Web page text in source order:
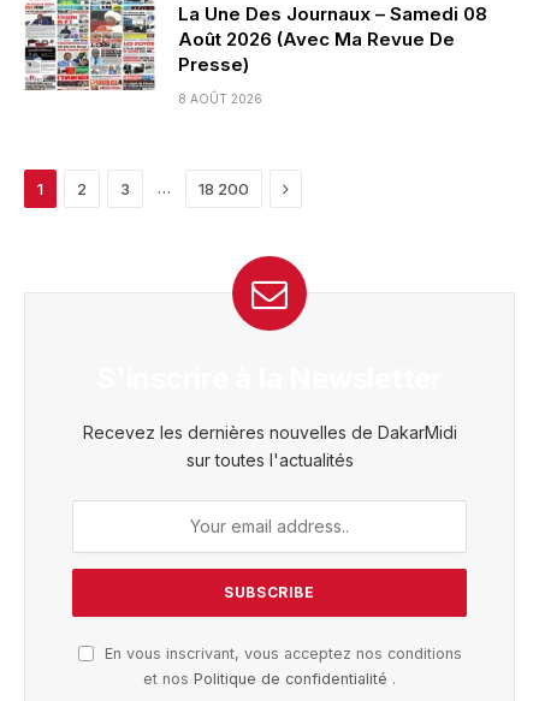
La Une Des Journaux – Samedi 08
Août 2026 (Avec Ma Revue De
Presse)
8 AOÛT 2026
1 2 3 … 18 200 Next
Recevez les dernières nouvelles de DakarMidi
sur toutes l'actualités
En vous inscrivant, vous acceptez nos conditions
et nos Politique de confidentialité .